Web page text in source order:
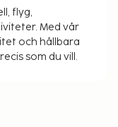
flyg,
Med vår
och hållbara
som du vill.